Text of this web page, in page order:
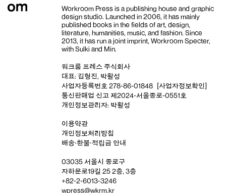
Workroom Press is a publishing house and graphic
design studio. Launched in 2006, it has mainly
published books in the fields of art, design,
literature, humanities, music, and fashion. Since
2013, it has run a joint imprint, Workroom Specter,
with Sulki and Min.
워크룸 프레스 주식회사
대표: 김형진, 박활성
사업자등록번호 278-86-01848
[사업자정보확인]
통신판매업 신고 제2024-서울종로-0551호
개인정보관리자: 박활성
이용약관
개인정보처리방침
배송‧환불‧적립금 안내
03035 서울시 종로구
자하문로19길 25 2층, 3층
+82-2-6013-3246
wpress@wkrm.kr